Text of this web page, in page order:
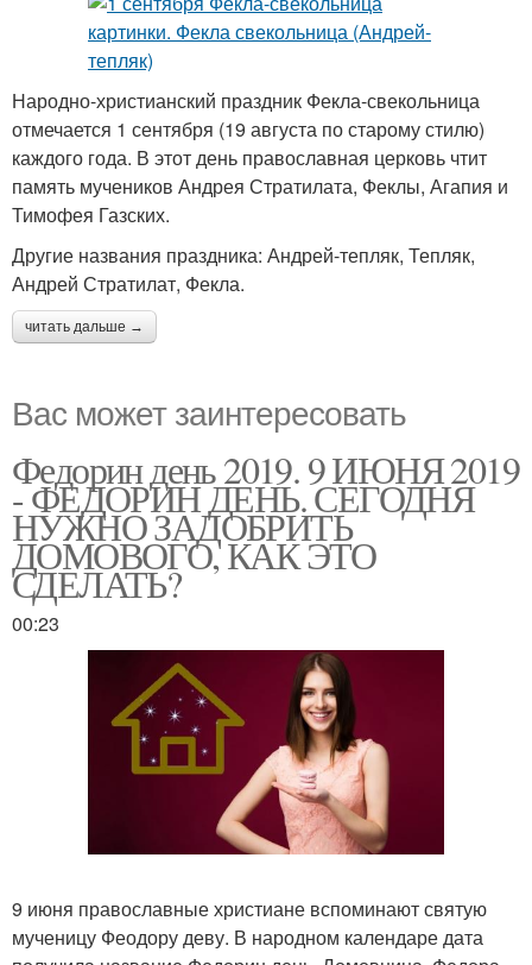
Народно-христианский праздник Фекла-свекольница
отмечается 1 сентября (19 августа по старому стилю)
каждого года. В этот день православная церковь чтит
память мучеников Андрея Стратилата, Феклы, Агапия и
Тимофея Газских.
Другие названия праздника: Андрей-тепляк, Тепляк,
Андрей Стратилат, Фекла.
читать дальше →
Вас может заинтересовать
Федорин день 2019. 9 ИЮНЯ 2019
- ФЕДОРИН ДЕНЬ. СЕГОДНЯ
НУЖНО ЗАДОБРИТЬ
ДОМОВОГО, КАК ЭТО
СДЕЛАТЬ?
00:23
9 июня православные христиане вспоминают святую
мученицу Феодору деву. В народном календаре дата